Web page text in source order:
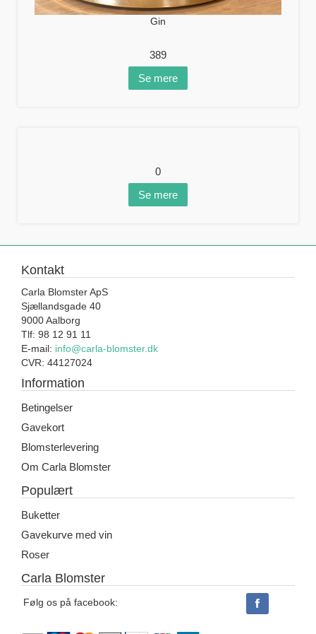
Gin
389
Se mere
0
Se mere
Kontakt
Carla Blomster ApS
Sjællandsgade 40
9000 Aalborg
Tlf: 98 12 91 11
E-mail: info@carla-blomster.dk
CVR: 44127024
Information
Betingelser
Gavekort
Blomsterlevering
Om Carla Blomster
Populært
Buketter
Gavekurve med vin
Roser
Carla Blomster
Følg os på facebook: